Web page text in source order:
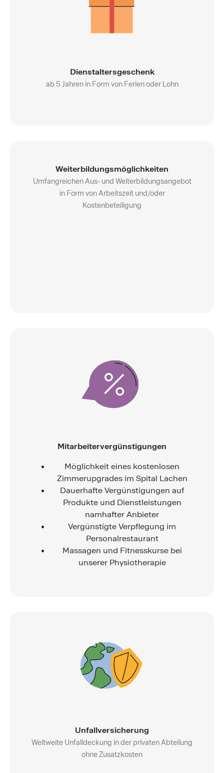
Dienstaltersgeschenk
ab 5 Jahren in Form von Ferien oder Lohn
Weiterbildungsmöglichkeiten
Umfangreichen Aus- und Weiterbildungsangebot
in Form von Arbeitszeit und/oder
Kostenbeteiligung
Mitarbeitervergünstigungen
Möglichkeit eines kostenlosen
Zimmerupgrades im Spital Lachen
Dauerhafte Vergünstigungen auf
Produkte und Dienstleistungen
namhafter Anbieter
Vergünstigte Verpflegung im
Personalrestaurant
Massagen und Fitnesskurse bei
unserer Physiotherapie
Unfallversicherung
Weltweite Unfalldeckung in der privaten Abteilung
ohne Zusatzkosten